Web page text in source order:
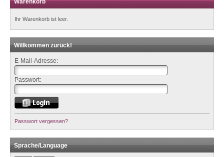
Warenkorb
Ihr Warenkorb ist leer.
Willkommen zurück!
E-Mail-Adresse:
Passwort:
Passwort vergessen?
Sprache/Language